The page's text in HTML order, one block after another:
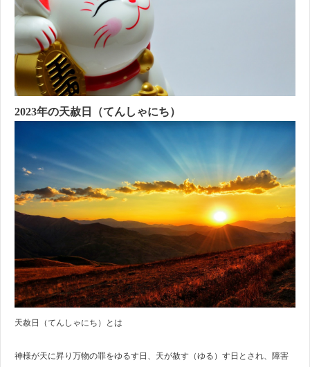
2023年の天赦日（てんしゃにち）
天赦日（てんしゃにち）とは
神様が天に昇り万物の罪をゆるす日、天が赦す（ゆる）す日とされ、障害